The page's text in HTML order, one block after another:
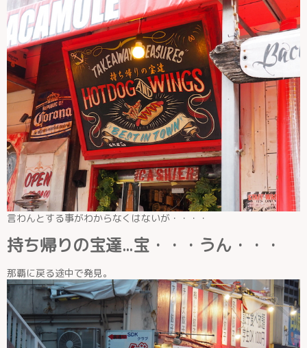
言わんとする事がわからなくはないが・・・・
持ち帰りの宝達...宝・・・うん・・・
那覇に戻る途中で発見。